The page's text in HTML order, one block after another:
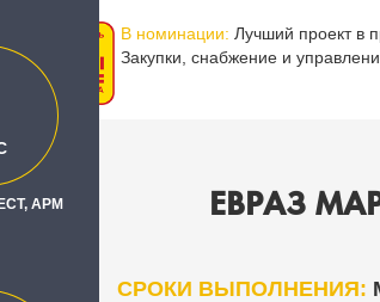
В номинации: Лучший проект в
Закупки, снабжение и
ЕВРАЗ
СРОКИ ВЫПОЛНЕНИЯ:
АРМ